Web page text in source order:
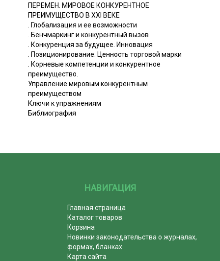
ПЕРЕМЕН. МИРОВОЕ КОНКУРЕНТНОЕ
ПРЕИМУЩЕСТВО В XXI ВЕКЕ
. Глобализация и ее возможности
. Бенчмаркинг и конкурентный вызов
. Конкуренция за будущее. Инновация
. Позиционирование. Ценность торговой марки
. Корневые компетенции и конкурентное
преимущество.
Управление мировым конкурентным
преимуществом
Ключи к упражнениям
Библиография
НАВИГАЦИЯ
Главная страница
Каталог товаров
Корзина
Новинки законодательства о журналах,
формах, бланках
Карта сайта